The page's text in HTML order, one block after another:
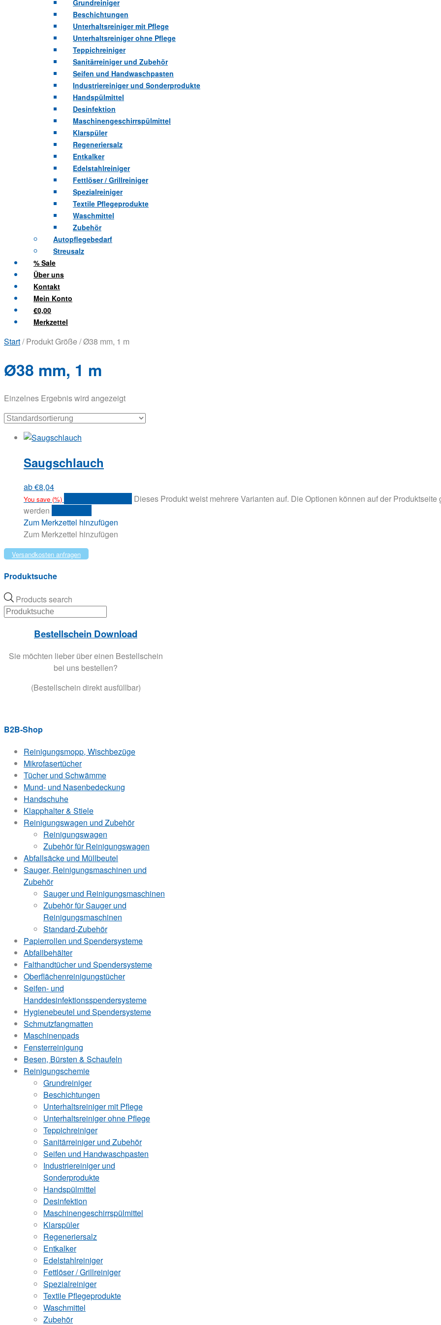
Grundreiniger
Beschichtungen
Unterhaltsreiniger mit Pflege
Unterhaltsreiniger ohne Pflege
Teppichreiniger
Sanitärreiniger und Zubehör
Seifen und Handwaschpasten
Industriereiniger und Sonderprodukte
Handspülmittel
Desinfektion
Maschinengeschirrspülmittel
Klarspüler
Regeneriersalz
Entkalker
Edelstahlreiniger
Fettlöser / Grillreiniger
Spezialreiniger
Textile Pflegeprodukte
Waschmittel
Zubehör
Autopflegebedarf
Streusalz
% Sale
Über uns
Kontakt
Mein Konto
€0,00
Merkzettel
Start/ Produkt Größe / Ø38 mm, 1 m
Ø38 mm, 1 m
Einzelnes Ergebnis wird angezeigt
Saugschlauch
ab€8,04
You save (%)
Dieses Produkt weist mehrere Varianten auf. Die Optionen können auf der Produktseite
werden
Zum Merkzettel hinzufügen
Zum Merkzettel hinzufügen
Versandkosten anfragen
Produktsuche
Products search
Bestellschein Download
Sie möchten lieber über einen Bestellschein
bei uns bestellen?
(Bestellschein direkt ausfüllbar)
B2B-Shop
Reinigungsmopp, Wischbezüge
Mikrofasertücher
Tücher und Schwämme
Mund- und Nasenbedeckung
Handschuhe
Klapphalter & Stiele
Reinigungswagen und Zubehör
Reinigungswagen
Zubehör für Reinigungswagen
Abfallsäcke und Müllbeutel
Sauger, Reinigungsmaschinen und
Zubehör
Sauger und Reinigungsmaschinen
Zubehör für Sauger und
Reinigungsmaschinen
Standard-Zubehör
Papierrollen und Spendersysteme
Abfallbehälter
Falthandtücher und Spendersysteme
Oberflächenreinigungstücher
Seifen- und
Handdesinfektionsspendersysteme
Hygienebeutel und Spendersysteme
Schmutzfangmatten
Maschinenpads
Fensterreinigung
Besen, Bürsten & Schaufeln
Reinigungschemie
Grundreiniger
Beschichtungen
Unterhaltsreiniger mit Pflege
Unterhaltsreiniger ohne Pflege
Teppichreiniger
Sanitärreiniger und Zubehör
Seifen und Handwaschpasten
Industriereiniger und
Sonderprodukte
Handspülmittel
Desinfektion
Maschinengeschirrspülmittel
Klarspüler
Regeneriersalz
Entkalker
Edelstahlreiniger
Fettlöser / Grillreiniger
Spezialreiniger
Textile Pflegeprodukte
Waschmittel
Zubehör